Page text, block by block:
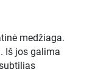
medžiaga.
Iš jos galima